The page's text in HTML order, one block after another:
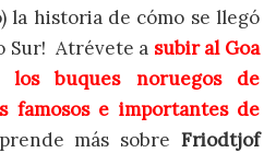
la historia de cómo se llegó
Sur! Atrévete a subir al Goa
buques noruegos de
famosos e importantes de
más sobreFriodtjof